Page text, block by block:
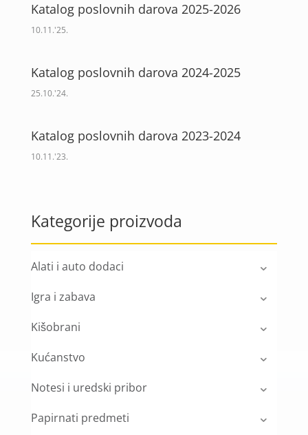
Katalog poslovnih darova 2025-2026
10.11.'25.
Katalog poslovnih darova 2024-2025
25.10.'24.
Katalog poslovnih darova 2023-2024
10.11.'23.
Kategorije proizvoda
Alati i auto dodaci
Igra i zabava
Kišobrani
Kućanstvo
Notesi i uredski pribor
Papirnati predmeti